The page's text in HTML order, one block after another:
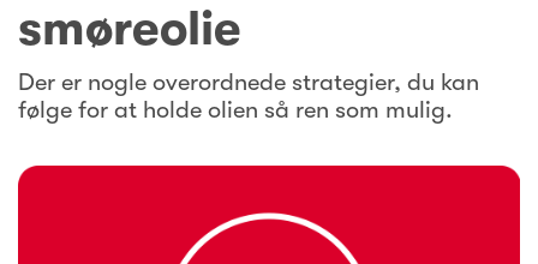
smøreolie
Der er nogle overordnede strategier, du kan
følge for at holde olien så ren som mulig.